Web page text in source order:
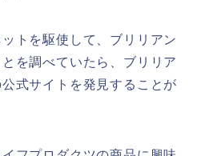
トを駆使して、ブリリアン
を調べていたら、ブリリア
式サイトを発見することが